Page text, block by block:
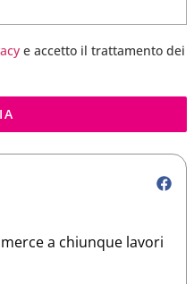
e accetto il trattamento dei
a chiunque lavori